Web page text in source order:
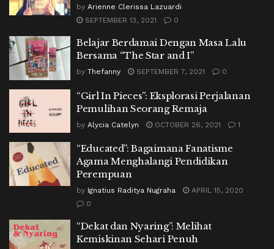
by Arienne Clerissa Lazuardi
SEPTEMBER 13, 2021
0
Belajar Berdamai Dengan Masa Lalu
Bersama “The Star and I”
by Thefanny SEPTEMBER 7, 2021 0
“Girl In Pieces”: Eksplorasi Perjalanan
Pemulihan Seorang Remaja
by Alycia Catelyn OCTOBER 26, 2021 1
“Educated”: Bagaimana Fanatisme
Agama Menghalangi Pendidikan
Perempuan
by Ignatius Raditya Nugraha
APRIL 15, 2020
0
“Dekat dan Nyaring”: Melihat
Kemiskinan Sehari Penuh